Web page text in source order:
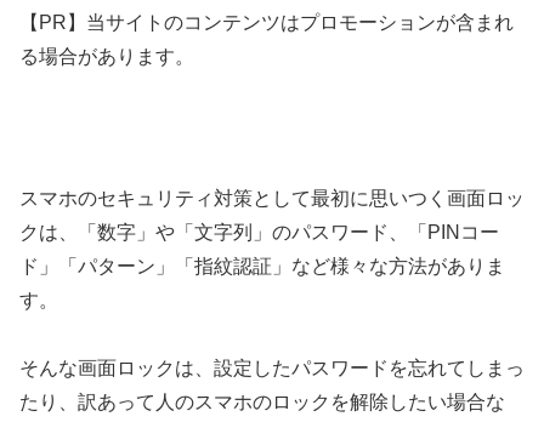
【PR】当サイトのコンテンツはプロモーションが含まれ
る場合があります。
スマホのセキュリティ対策として最初に思いつく画面ロッ
クは、「数字」や「文字列」のパスワード、「PINコー
ド」「パターン」「指紋認証」など様々な方法がありま
す。
そんな画面ロックは、設定したパスワードを忘れてしまっ
たり、訳あって人のスマホのロックを解除したい場合な